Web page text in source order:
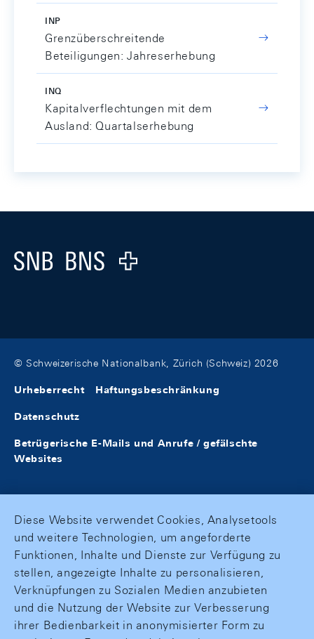
INP
Grenzüberschreitende
Beteiligungen: Jahreserhebung
INQ
Kapitalverflechtungen mit dem
Ausland: Quartalserhebung
Logo
© Schweizerische Nationalbank, Zürich (Schweiz) 2026
Urheberrecht Haftungsbeschränkung
Datenschutz
Betrügerische E-Mails und Anrufe / gefälschte
Websites
Diese Website verwendet Cookies, Analysetools
und weitere Technologien, um angeforderte
Funktionen, Inhalte und Dienste zur Verfügung zu
stellen, angezeigte Inhalte zu personalisieren,
Verknüpfungen zu Sozialen Medien anzubieten
und die Nutzung der Website zur Verbesserung
ihrer Bedienbarkeit in anonymisierter Form zu